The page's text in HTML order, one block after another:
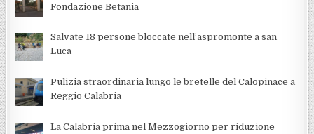
Fondazione Betania
Salvate 18 persone bloccate nell’aspromonte a san
Luca
Pulizia straordinaria lungo le bretelle del Calopinace a
Reggio Calabria
La Calabria prima nel Mezzogiorno per riduzione